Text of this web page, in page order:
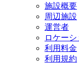
施設概要
周辺施設
運営者
ロケーシ
利用料金
利用規約